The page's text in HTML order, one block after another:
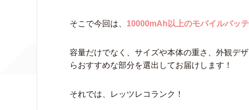
そこで今回は、 10000mAh以上のモバイルバッ
容量だけでなく、サイズや本体の重さ、外観デ
らおすすめな部分を選出してお届けします！
それでは、レッツレコランク！